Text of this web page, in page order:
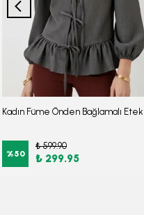
%50
₺ 599.90
₺ 299.95